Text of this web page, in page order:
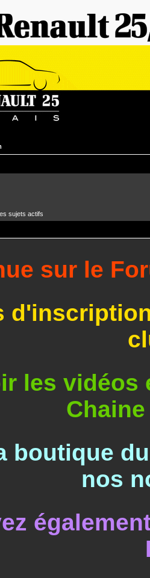
sujets actifs
sur le
les
boutique
nos